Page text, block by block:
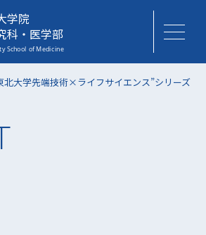
学院
科・医学部
北大学先端技術×ライフサイエンス”シリーズ